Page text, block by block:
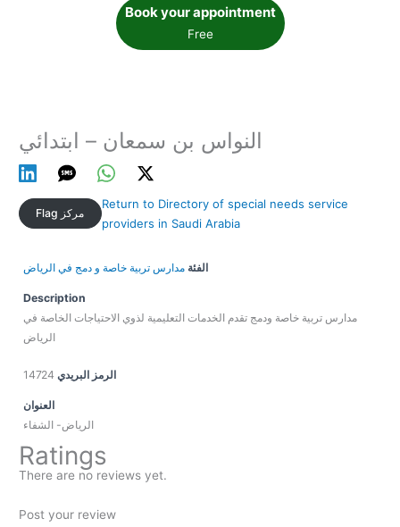
Book your appointment
Free
النواس بن سمعان – ابتدائي
Flag مركز
Return to Directory of special needs service
providers in Saudi Arabia
الفئة مدارس تربية خاصة و دمج في الرياض
Description
مدارس تربية خاصة ودمج تقدم الخدمات التعليمية لذوي الاحتياجات الخاصة في
الرياض
الرمز البريدي 14724
العنوان
الرياض- الشفاء
Ratings
There are no reviews yet.
Post your review